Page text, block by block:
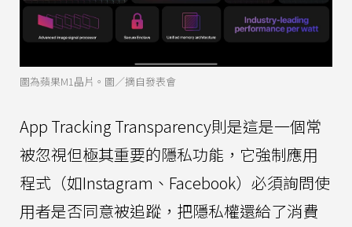
圖為蘋果M1晶片。圖／摘自發表會
App Tracking Transparency則是這是一個常
被忽視但極其重要的隱私功能，它強制應用
程式（如Instagram、Facebook）必須詢問使
用者是否同意被追蹤，把隱私權還給了消費